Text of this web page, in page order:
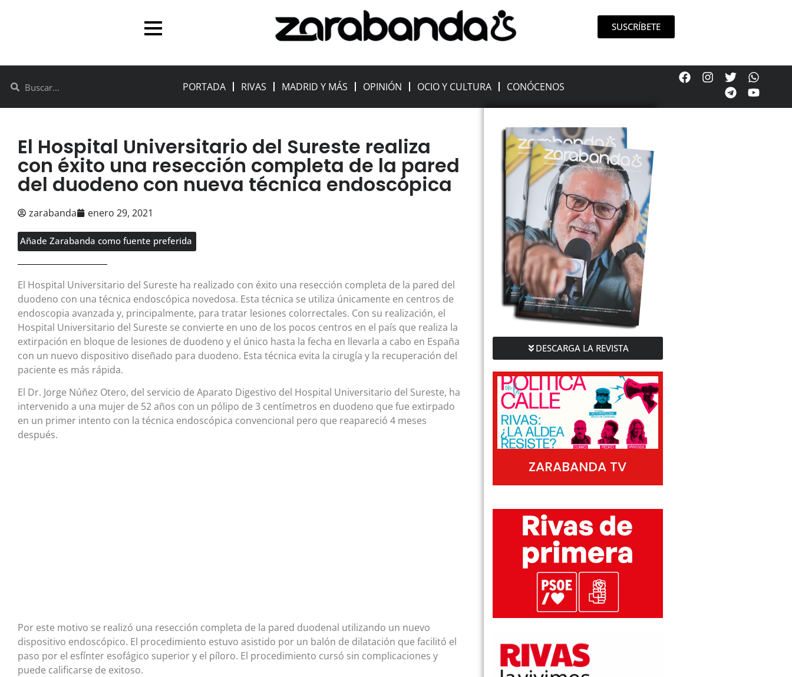
SUSCRÍBETE
PORTADA RIVAS MADRID Y MÁS OPINIÓN OCIO Y CULTURA CONÓCENOS
El Hospital Universitario del Sureste realiza
con éxito una resección completa de la pared
del duodeno con nueva técnica endoscópica
zarabanda enero 29, 2021
Añade Zarabanda como fuente preferida
El Hospital Universitario del Sureste ha realizado con éxito una resección completa de la pared del
duodeno con una técnica endoscópica novedosa. Esta técnica se utiliza únicamente en centros de
endoscopia avanzada y, principalmente, para tratar lesiones colorrectales. Con su realización, el
Hospital Universitario del Sureste se convierte en uno de los pocos centros en el país que realiza la
extirpación en bloque de lesiones de duodeno y el único hasta la fecha en llevarla a cabo en España
con un nuevo dispositivo diseñado para duodeno. Esta técnica evita la cirugía y la recuperación del
paciente es más rápida.
El Dr. Jorge Núñez Otero, del servicio de Aparato Digestivo del Hospital Universitario del Sureste, ha
intervenido a una mujer de 52 años con un pólipo de 3 centímetros en duodeno que fue extirpado
en un primer intento con la técnica endoscópica convencional pero que reapareció 4 meses
después.
Por este motivo se realizó una resección completa de la pared duodenal utilizando un nuevo
dispositivo endoscópico. El procedimiento estuvo asistido por un balón de dilatación que facilitó el
paso por el esfínter esofágico superior y el píloro. El procedimiento cursó sin complicaciones y
puede calificarse de exitoso.
DESCARGA LA REVISTA
ZARABANDA TV